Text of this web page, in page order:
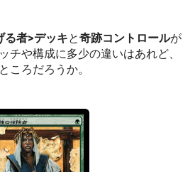
る者>デッキと奇跡コントロールが
チや構成に多少の違いはあれど、
ころだろうか。